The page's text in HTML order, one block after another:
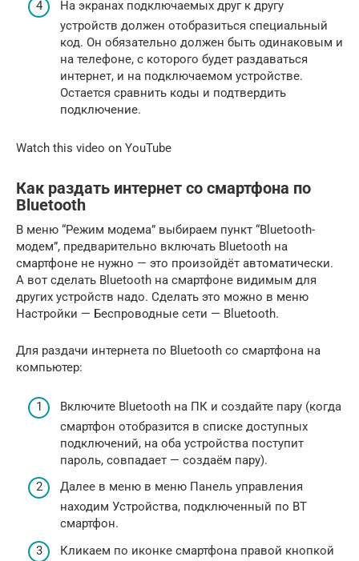
На экранах подключаемых друг к другу
устройств должен отобразиться специальный
код. Он обязательно должен быть одинаковым и
на телефоне, с которого будет раздаваться
интернет, и на подключаемом устройстве.
Остается сравнить коды и подтвердить
подключение.
Watch this video on YouTube
Как раздать интернет со смартфона по
Bluetooth
В меню “Режим модема” выбираем пункт “Bluetooth-
модем”, предварительно включать Bluetooth на
смартфоне не нужно — это произойдёт автоматически.
А вот сделать Bluetooth на смартфоне видимым для
других устройств надо. Сделать это можно в меню
Настройки — Беспроводные сети — Bluetooth.
Для раздачи интернета по Bluetooth со смартфона на
компьютер:
Включите Bluetooth на ПК и создайте пару (когда
смартфон отобразится в списке доступных
подключений, на оба устройства поступит
пароль, совпадает — создаём пару).
Далее в меню в меню Панель управления
находим Устройства, подключенный по BT
смартфон.
Кликаем по иконке смартфона правой кнопкой